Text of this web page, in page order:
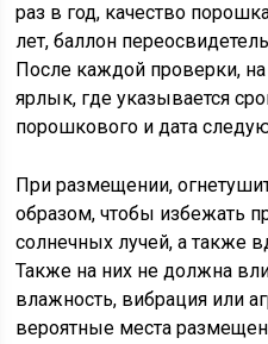
раз в год, качество
лет, баллон
После каждой проверки, на
ярлык, где указывается
порошкового и дата
При размещении,
образом, чтобы избежать
солнечных лучей, а также
Также на них не должна
влажность, вибрация или
вероятные места